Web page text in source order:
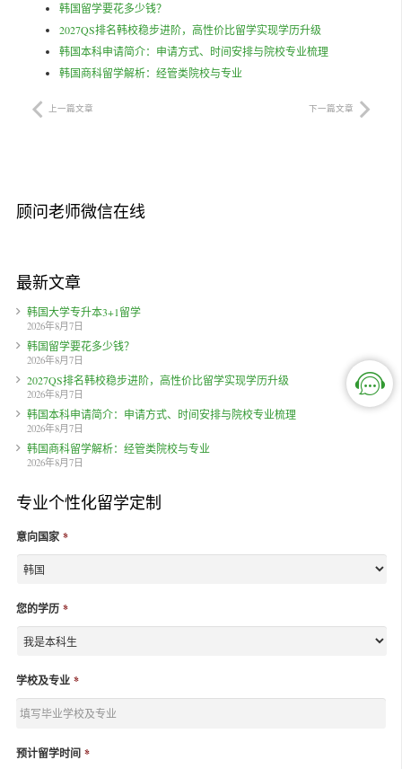
韩国留学要花多少钱？
2027QS排名韩校稳步进阶，高性价比留学实现学历升级
韩国本科申请简介：申请方式、时间安排与院校专业梳理
韩国商科留学解析：经管类院校与专业
上一篇文章 下一篇文章
顾问老师微信在线
最新文章
韩国大学专升本3+1留学
2026年8月7日
韩国留学要花多少钱？
2026年8月7日
2027QS排名韩校稳步进阶，高性价比留学实现学历升级
2026年8月7日
韩国本科申请简介：申请方式、时间安排与院校专业梳理
2026年8月7日
韩国商科留学解析：经管类院校与专业
2026年8月7日
专业个性化留学定制
意向国家 *
您的学历 *
学校及专业 *
预计留学时间 *